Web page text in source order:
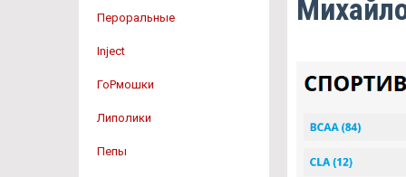
Пероральные
Inject
ГоРмошки
Липолики
Пепы